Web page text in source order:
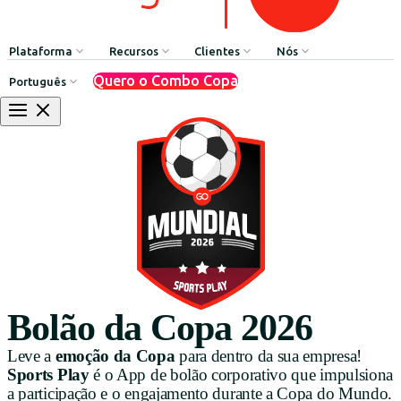
Plataforma
Comunicação Interna
Processos de Recursos Humanos
Reconhecimentos & Prêmios
Agente de Recursos Humanos
Recursos
Employee Experience Awards
Casos de Sucesso
Blog
Baixar Recursos
Clientes
Casos de Sucesso
Nós
Português
Perú
Uruguay
Quero o Combo Copa
Bolão da Copa 2026
Leve a emoção da Copa para dentro da sua empresa!
Sports Playé o App de bolão corporativo que impulsiona
a participação e o engajamento durante a Copa do Mundo.